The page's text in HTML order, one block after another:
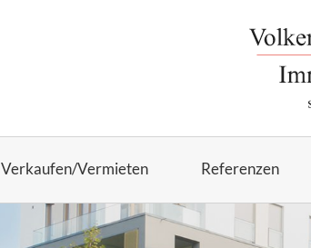
Verkaufen/Vermieten Referenzen